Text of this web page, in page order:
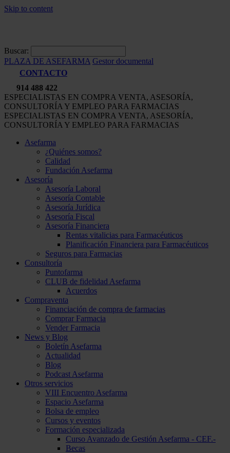
Skip to content
Buscar:
PLAZA DE ASEFARMA Gestor documental
CONTACTO
914 488 422
ESPECIALISTAS EN COMPRA VENTA, ASESORÍA,
CONSULTORÍA Y EMPLEO PARA FARMACIAS
ESPECIALISTAS EN COMPRA VENTA, ASESORÍA,
CONSULTORÍA Y EMPLEO PARA FARMACIAS
Asefarma
¿Quiénes somos?
Calidad
Fundación Asefarma
Asesoría
Asesoría Laboral
Asesoría Contable
Asesoría Jurídica
Asesoría Fiscal
Asesoría Financiera
Rentas vitalicias para Farmacéuticos
Planificación Financiera para Farmacéuticos
Seguros para Farmacias
Consultoría
Puntofarma
CLUB de fidelidad Asefarma
Acuerdos
Compraventa
Financiación de compra de farmacias
Comprar Farmacia
Vender Farmacia
News y Blog
Boletín Asefarma
Actualidad
Blog
Podcast Asefarma
Otros servicios
VIII Encuentro Asefarma
Espacio Asefarma
Bolsa de empleo
Cursos y eventos
Formación especializada
Curso Avanzado de Gestión Asefarma - CEF.-
Becas